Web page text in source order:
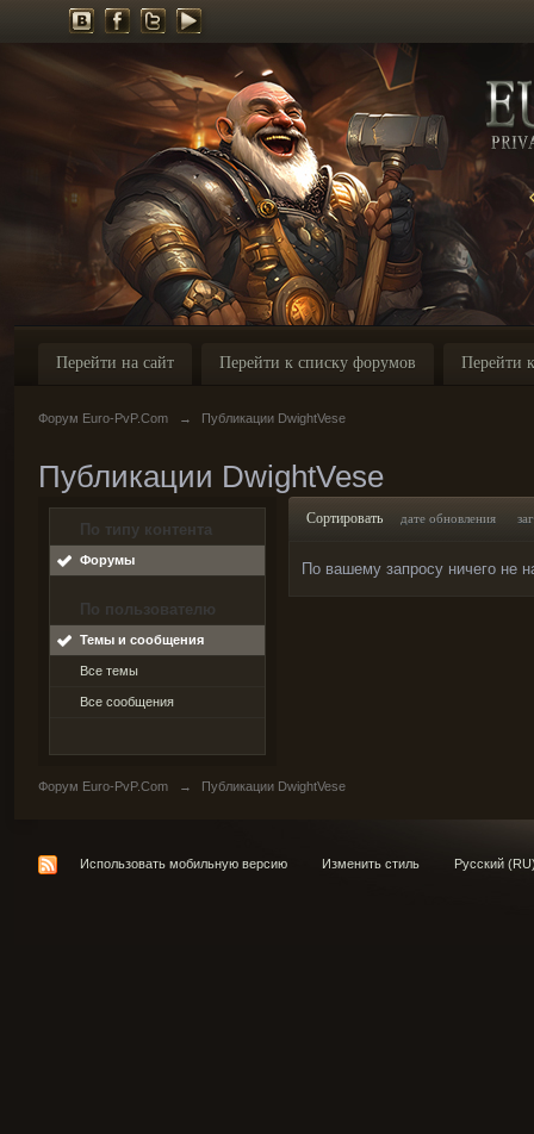
Перейти на сайт Перейти к списку форумов Перейти
Форум Euro-PvP.Com → Публикации DwightVese
Публикации DwightVese
По типу контента
Форумы
По пользователю
Темы и сообщения
Все темы
Все сообщения
Сортировать дате обновления
По вашему запросу ничего не
Форум Euro-PvP.Com → Публикации DwightVese
Использовать мобильную версию Изменить стиль Русский